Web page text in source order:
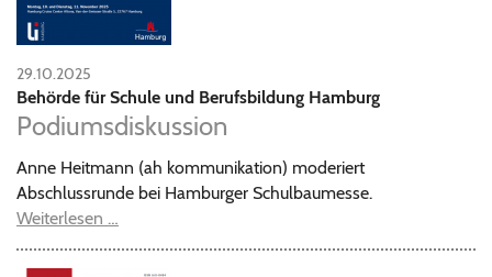
29.10.2025
Behörde für Schule und Berufsbildung Hamburg
Podiumsdiskussion
Anne Heitmann (ah kommunikation) moderiert
Abschlussrunde bei Hamburger Schulbaumesse.
Weiterlesen …